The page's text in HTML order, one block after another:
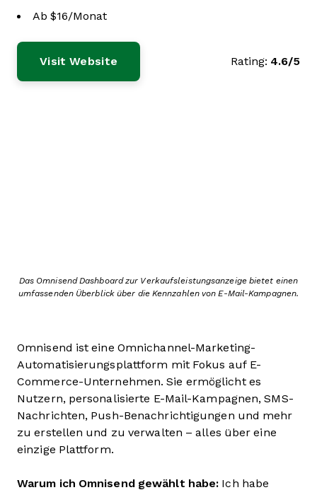
Ab $16/Monat
Visit Website Rating: 4.6/5
Das Omnisend Dashboard zur Verkaufsleistungsanzeige bietet einen
umfassenden Überblick über die Kennzahlen von E-Mail-Kampagnen.
Omnisend ist eine Omnichannel-Marketing-
Automatisierungsplattform mit Fokus auf E-
Commerce-Unternehmen. Sie ermöglicht es
Nutzern, personalisierte E-Mail-Kampagnen, SMS-
Nachrichten, Push-Benachrichtigungen und mehr
zu erstellen und zu verwalten – alles über eine
einzige Plattform.
Warum ich Omnisend gewählt habe: Ich habe